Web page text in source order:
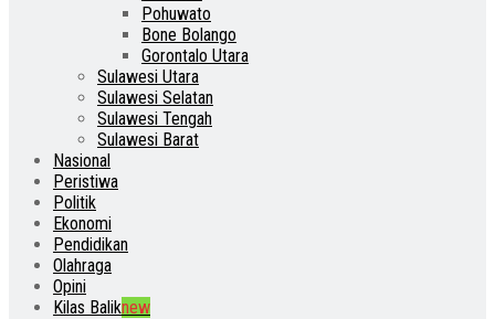
Pohuwato
Bone Bolango
Gorontalo Utara
Sulawesi Utara
Sulawesi Selatan
Sulawesi Tengah
Sulawesi Barat
Nasional
Peristiwa
Politik
Ekonomi
Pendidikan
Olahraga
Opini
Kilas Baliknew